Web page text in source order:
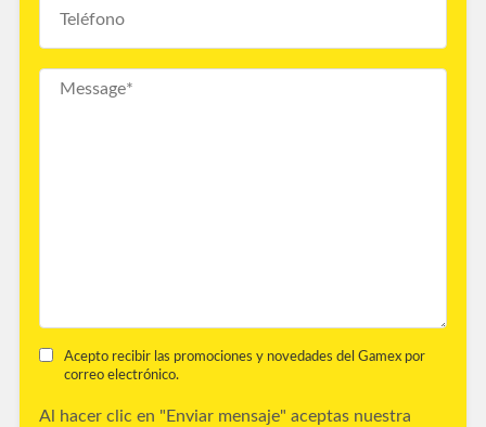
Acepto recibir las promociones y novedades del Gamex por
correo electrónico.
Al hacer clic en "Enviar mensaje" aceptas nuestra